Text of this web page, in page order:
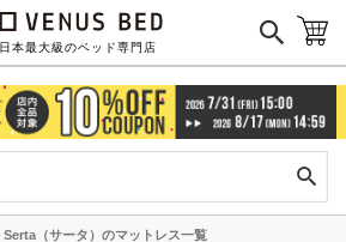
日本最大級のベッド専門店
Serta（サータ）のマットレス一覧